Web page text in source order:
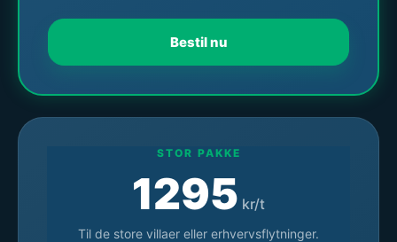
Bestil nu
STOR PAKKE
1295 kr/t
Til de store villaer eller erhvervsflytninger.